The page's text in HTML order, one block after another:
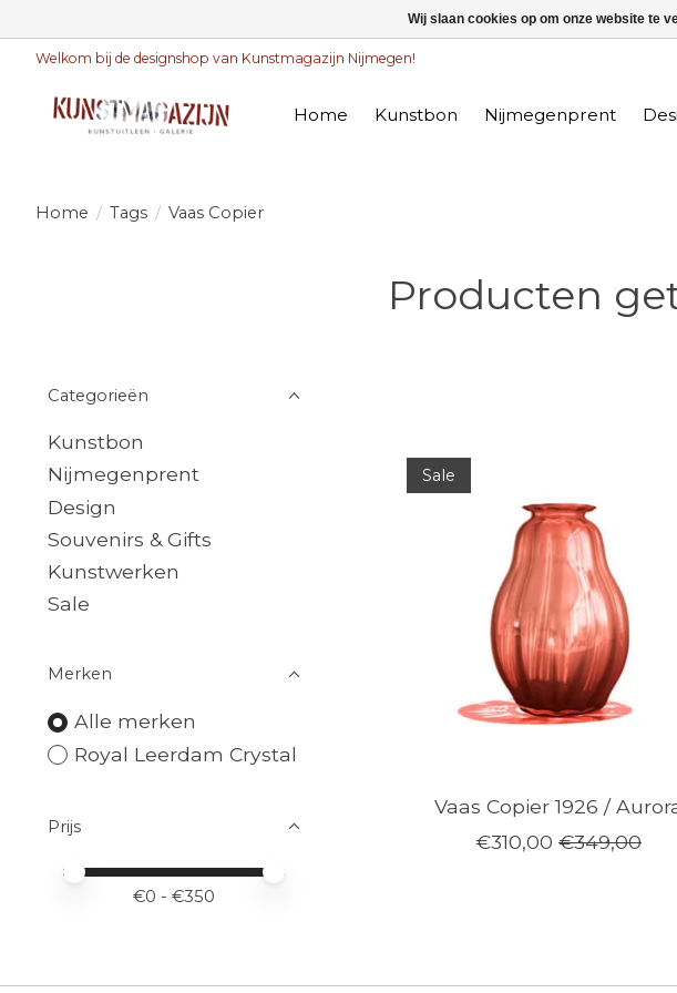
Welkom bij de designshop van Kunstmagazijn Nijmegen!
Home Kunstbon Nijmegenprent
Home / Tags / Vaas Copier
Producten
Categorieën
Kunstbon
Nijmegenprent
Design
Souvenirs & Gifts
Kunstwerken
Sale
Merken
Alle merken
Royal Leerdam Crystal
Prijs
Minimale prijswaarde
Price maximum value
€0 - €350
Sale
Vaas Copier 1926 /
€310,00 €349,00
Wij slaan cookies op om onze website te